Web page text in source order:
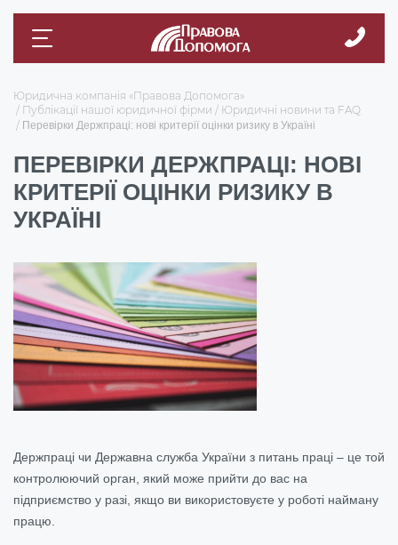
Юридична компанія «Правова Допомога»
Публікації нашої юридичної фірми
Юридичні новини та FAQ
Перевірки Держпраці: нові критерії оцінки ризику в Україні
ПЕРЕВІРКИ ДЕРЖПРАЦІ: НОВІ
КРИТЕРІЇ ОЦІНКИ РИЗИКУ В
УКРАЇНІ
Держпраці чи Державна служба України з питань праці – це той
контролюючий орган, який може прийти до вас на
підприємство у разі, якщо ви використовуєте у роботі найману
працю.